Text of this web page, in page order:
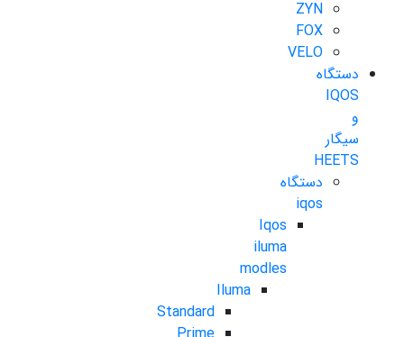
ZYN
FOX
VELO
دستگاه
IQOS
و
سیگار
HEETS
دستگاه
iqos
Iqos
iluma
modles
Iluma
Standard